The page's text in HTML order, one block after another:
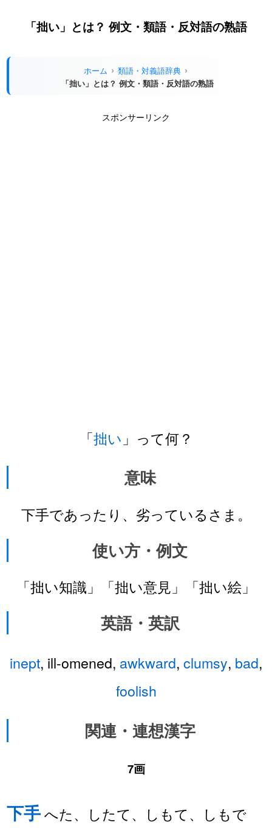
「拙い」とは？ 例文・類語・反対語の熟語
ホーム
類語・対義語辞典
「拙い」とは？ 例文・類語・反対語の熟語
スポンサーリンク
「拙い 」って何？
意味
下手であったり、劣っているさま。
使い方・例文
「拙い知識」「拙い意見」「拙い絵」
英語・英訳
inept, ill-omened, awkward, clumsy, bad,
foolish
関連・連想漢字
7画
下手へた、したて、しもて、しもで